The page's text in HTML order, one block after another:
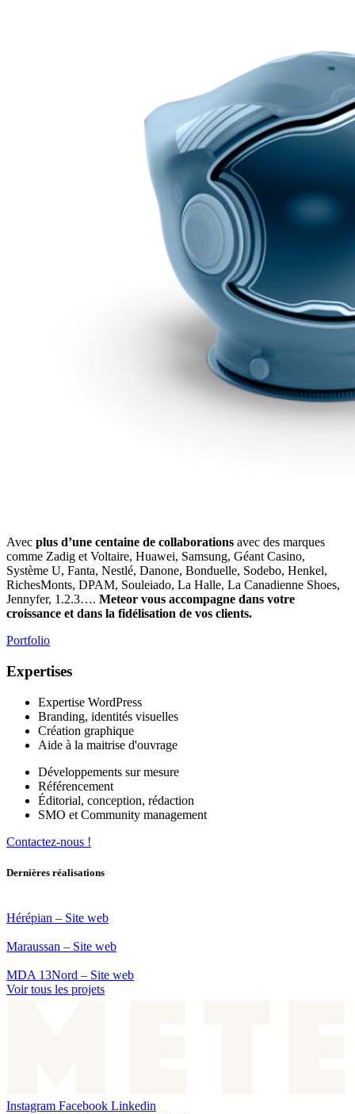
Avec plus d’une centaine de collaborations avec des marques
comme Zadig et Voltaire, Huawei, Samsung, Géant Casino,
Système U, Fanta, Nestlé, Danone, Bonduelle, Sodebo, Henkel,
RichesMonts, DPAM, Souleiado, La Halle, La Canadienne Shoes,
Jennyfer, 1.2.3…. Meteor vous accompagne dans votre
croissance et dans la fidélisation de vos clients.
Portfolio
Expertises
Expertise WordPress
Branding, identités visuelles
Création graphique
Aide à la maitrise d'ouvrage
Développements sur mesure
Référencement
Éditorial, conception, rédaction
SMO et Community management
Contactez-nous !
Dernières réalisations
Hérépian – Site web
Maraussan – Site web
MDA 13Nord – Site web
Voir tous les projets
Instagram Facebook Linkedin